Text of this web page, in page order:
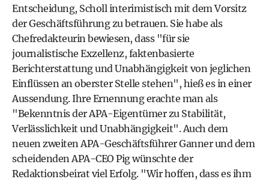
Entscheidung, Scholl interimistisch mit dem Vorsitz
der Geschäftsführung zu betrauen. Sie habe als
Chefredakteurin bewiesen, dass "für sie
journalistische Exzellenz, faktenbasierte
Berichterstattung und Unabhängigkeit von jeglichen
Einflüssen an oberster Stelle stehen", hieß es in einer
Aussendung. Ihre Ernennung erachte man als
"Bekenntnis der APA-Eigentümer zu Stabilität,
Verlässlichkeit und Unabhängigkeit". Auch dem
neuen zweiten APA-Geschäftsführer Ganner und dem
scheidenden APA-CEO Pig wünschte der
Redaktionsbeirat viel Erfolg. "Wir hoffen, dass es ihm